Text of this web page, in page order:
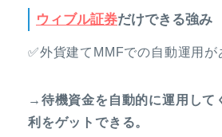
ウィブル証券だけできる強み
✅外貨建てMMFでの自動運用が
→待機資金を自動的に運用して
利をゲットできる。